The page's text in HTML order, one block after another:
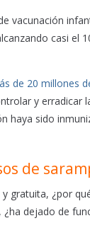
vacunación
casi el
de 20 millones
y
haya sido
de
gratuita, ¿por
dejado de